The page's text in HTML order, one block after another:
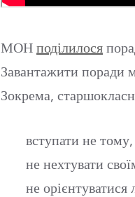
МОН поділилося
Завантажити поради
Зокрема,
вступати не
не нехтувати
не